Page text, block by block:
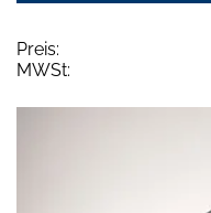
Preis:
MWSt: